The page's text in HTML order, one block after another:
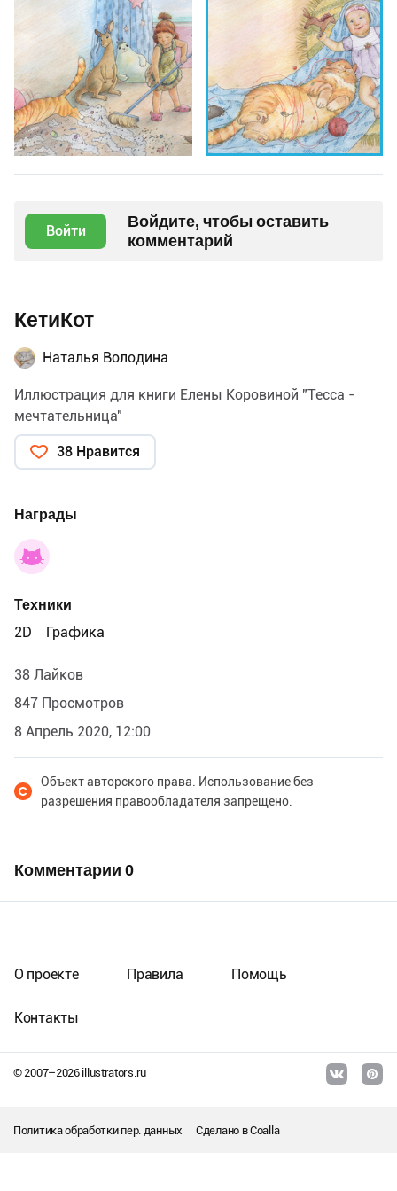
Войти
Войдите, чтобы оставить
комментарий
КетиКот
Наталья Володина
Иллюстрация для книги Елены Коровиной "Тесса -
мечтательница"
38 Нравится
Награды
Техники
2D
Графика
38 Лайков
847 Просмотров
8 Апрель 2020, 12:00
Объект авторского права. Использование без
разрешения правообладателя запрещено.
Комментарии 0
© 2007–2026illustrators.ru
О проекте Правила Помощь
Контакты
Политика обработки пер. данных Сделано вCoalla